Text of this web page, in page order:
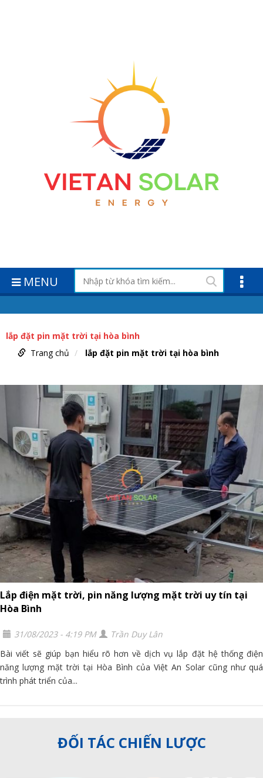
MENU
lắp đặt pin mặt trời tại hòa bình
Trang chủ
lắp đặt pin mặt trời tại hòa bình
Lắp điện mặt trời, pin năng lượng mặt trời uy tín tại
Hòa Bình
31/08/2023 - 4:19 PM
Trần Duy Lân
Bài viết sẽ giúp bạn hiểu rõ hơn về dịch vụ lắp đặt hệ thống điện
năng lượng mặt trời tại Hòa Bình của Việt An Solar cũng như quá
trình phát triển của...
ĐỐI TÁC CHIẾN LƯỢC